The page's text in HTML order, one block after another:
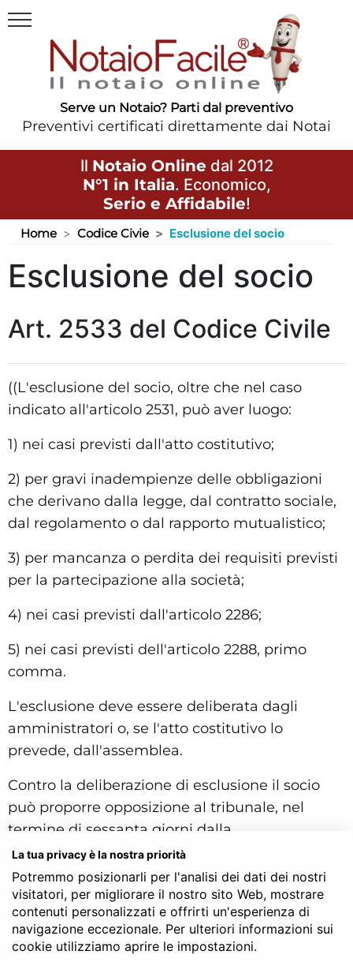
Serve un Notaio? Parti dal preventivo
Preventivi certificati direttamente dai Notai
Il Notaio Online dal 2012
N°1 in Italia. Economico,
Serio e Affidabile!
Home Codice Civie Esclusione del socio
Esclusione del socio
Art. 2533 del Codice Civile
((L'esclusione del socio, oltre che nel caso
indicato all'articolo 2531, può aver luogo:
1) nei casi previsti dall'atto costitutivo;
2) per gravi inadempienze delle obbligazioni
che derivano dalla legge, dal contratto sociale,
dal regolamento o dal rapporto mutualistico;
3) per mancanza o perdita dei requisiti previsti
per la partecipazione alla società;
4) nei casi previsti dall'articolo 2286;
5) nei casi previsti dell'articolo 2288, primo
comma.
L'esclusione deve essere deliberata dagli
amministratori o, se l'atto costitutivo lo
prevede, dall'assemblea.
Contro la deliberazione di esclusione il socio
può proporre opposizione al tribunale, nel
termine di sessanta giorni dalla
comunicazione.
Qualora l'atto costitutivo non preveda
diversamente, lo scioglimento del rapporto
sociale determina anche la risoluzione dei
rapporti mutualistici pendenti.))
La tua privacy è la nostra priorità
Potremmo posizionarli per l'analisi dei dati dei nostri
visitatori, per migliorare il nostro sito Web, mostrare
contenuti personalizzati e offrirti un'esperienza di
navigazione eccezionale. Per ulteriori informazioni sui
cookie utilizziamo aprire le impostazioni.